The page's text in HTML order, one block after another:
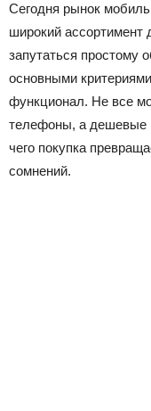
Сегодня рынок
широкий ассортимент
запутаться простому
основными
функционал. Не все
телефоны, а дешевые
чего покупка
сомнений.